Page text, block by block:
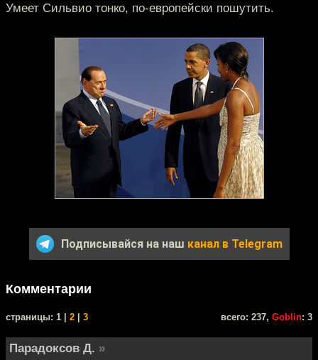
Умеет Сильвио тонко, по-европейски пошутить.
Подписывайся на наш канал в Telegram
Комментарии
cтраницы: 1 | 2 3 всего: 237, Goblin: 3
Парадоксов Д. »